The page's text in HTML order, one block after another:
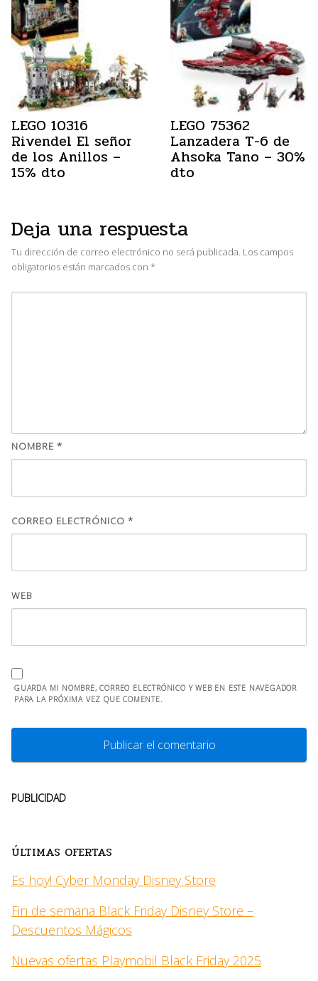
LEGO 10316
Rivendel El señor
de los Anillos –
15% dto
LEGO 75362
Lanzadera T-6 de
Ahsoka Tano – 30%
dto
Deja una respuesta
Tu dirección de correo electrónico no será publicada. Los campos
obligatorios están marcados con *
NOMBRE *
CORREO ELECTRÓNICO *
WEB
GUARDA MI NOMBRE, CORREO ELECTRÓNICO Y WEB EN ESTE NAVEGADOR
PARA LA PRÓXIMA VEZ QUE COMENTE.
PUBLICIDAD
ÚLTIMAS OFERTAS
Es hoy! Cyber Monday Disney Store
Fin de semana Black Friday Disney Store –
Descuentos Mágicos
Nuevas ofertas Playmobil Black Friday 2025